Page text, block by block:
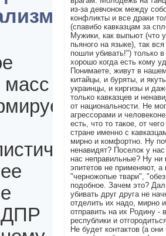
из-за девчонок между
конфликты и все драки
(спавибо кавказцам за
Мужики, как выпьют (что
пьяного на языке), так
пошли убивать!") только
хорошо когда есть кому
Понимаете, живут в
китайцы, и буряты, и
украинцы, и киргизы и
только кавказцев и
от национальности. Не
агрессорами и
есть, что то такое, от
стране именно с
мирно и комфортно. Ну
ненавидят? Поселок у
нас неправильные? Ну ни
эпитетов не применяют, а
"черножопые твари",
подобное. Зачем это?
убивать друг друга не
отделить их надо, мирно
отправить на их Родину -
республики и
Не будет контактов (а
масс